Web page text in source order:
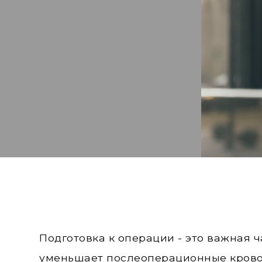
Подготовка к операции - это важная
уменьшает послеоперационные